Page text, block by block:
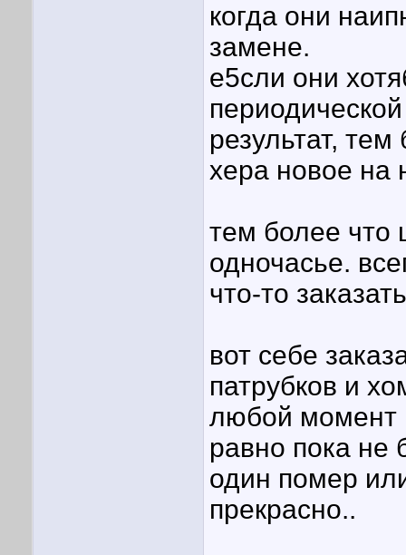
когда они
замене.
е5сли они
результат,
хера новое на
тем более что
одночасье.
что-то
вот себе
патрубков и
любой момент
равно пока не
один помер
прекрасно..